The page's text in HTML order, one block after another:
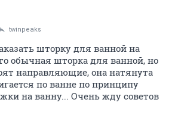
twinpeaks
шторку для ванной на
обычная шторка для ванной, но
направляющие, она натянута
по ванне по принципу
на ванну... Очень жду советов